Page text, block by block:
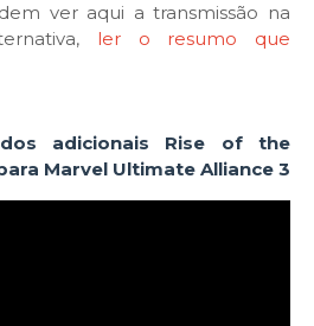
ver aqui a transmissão na
ler o resumo que
adicionais Rise of the
Marvel Ultimate Alliance 3